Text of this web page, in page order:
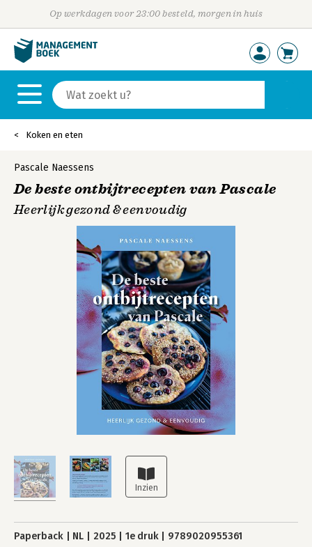
Op werkdagen voor 23:00 besteld, morgen in huis
Koken en eten
Pascale Naessens
De beste ontbijtrecepten van Pascale
Heerlijk gezond & eenvoudig
Paperback NL 2025 1e druk 9789020955361